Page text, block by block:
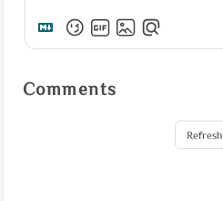
Comments
Refresh